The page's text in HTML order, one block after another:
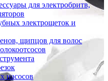
для электробритв,
электрощеток и
щипцов для волос
насосов